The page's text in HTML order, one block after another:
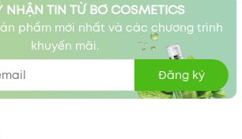
TIN TỪ BƠ COSMETICS
phẩm mới nhất và các chương trình
khuyến mãi.
Đăng ký